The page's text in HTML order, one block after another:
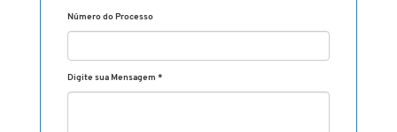
Número do Processo
Digite sua Mensagem *